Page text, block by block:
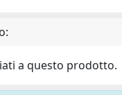
a questo prodotto.